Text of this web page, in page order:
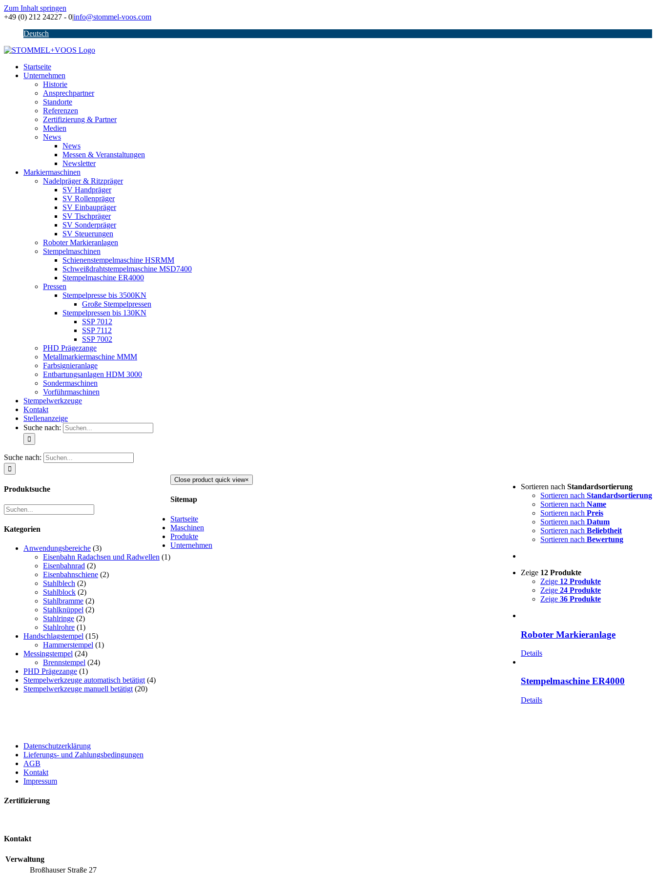
Zum Inhalt springen
+49 (0) 212 24227 - 0|info@stommel-voos.com
Deutsch
Startseite
Unternehmen
Historie
Ansprechpartner
Standorte
Referenzen
Zertifizierung & Partner
Medien
News
News
Messen & Veranstaltungen
Newsletter
Markiermaschinen
Nadelpräger & Ritzpräger
SV Handpräger
SV Rollenpräger
SV Einbaupräger
SV Tischpräger
SV Sonderpräger
SV Steuerungen
Roboter Markieranlagen
Stempelmaschinen
Schienenstempelmaschine HSRMM
Schweißdrahtstempelmaschine MSD7400
Stempelmaschine ER4000
Pressen
Stempelpresse bis 3500KN
Große Stempelpressen
Stempelpressen bis 130KN
SSP 7012
SSP 7112
SSP 7002
PHD Prägezange
Metallmarkiermaschine MMM
Farbsignieranlage
Entbartungsanlagen HDM 3000
Sondermaschinen
Vorführmaschinen
Stempelwerkzeuge
Kontakt
Stellenanzeige
Suche nach:
Suche nach:
Sortieren nach Standardsortierung
Sortieren nach Standardsortierung
Sortieren nach Name
Sortieren nach Preis
Sortieren nach Datum
Sortieren nach Beliebtheit
Sortieren nach Bewertung
Zeige 12 Produkte
Zeige 12 Produkte
Zeige 24 Produkte
Zeige 36 Produkte
Roboter Markieranlage
Details
Stempelmaschine ER4000
Details
Produktsuche
Kategorien
Anwendungsbereiche (3)
Eisenbahn Radachsen und Radwellen (1)
Eisenbahnrad (2)
Eisenbahnschiene (2)
Stahlblech (2)
Stahlblock (2)
Stahlbramme (2)
Stahlknüppel (2)
Stahlringe (2)
Stahlrohre (1)
Handschlagstempel (15)
Hammerstempel (1)
Messingstempel (24)
Brennstempel (24)
PHD Prägezange (1)
Stempelwerkzeuge automatisch betätigt (4)
Stempelwerkzeuge manuell betätigt (20)
Close product quick view×
Sitemap
Startseite
Maschinen
Produkte
Unternehmen
Datenschutzerklärung
Lieferungs- und Zahlungsbedingungen
AGB
Kontakt
Impressum
Zertifizierung
Kontakt
Verwaltung
Broßhauser Straße 27